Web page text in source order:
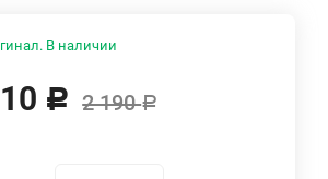
В наличии
Р 2 190Р